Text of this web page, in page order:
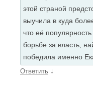
этой страной
выучила в куда
что её
борьбе за власть,
победила именно
Ответить ↓